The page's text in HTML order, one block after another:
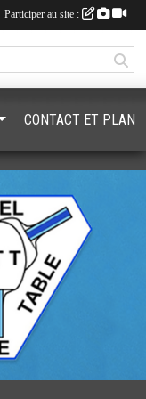
CONTACT ET PLAN
Participer au site :